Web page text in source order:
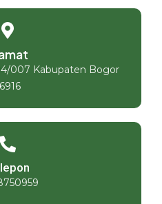
007 Kabupaten Bogor